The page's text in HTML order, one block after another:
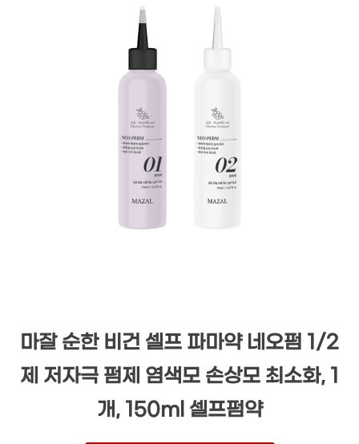
마잘 순한 비건 셀프 파마약 네오펌 1/2
제 저자극 펌제 염색모 손상모 최소화, 1
개, 150ml 셀프펌약